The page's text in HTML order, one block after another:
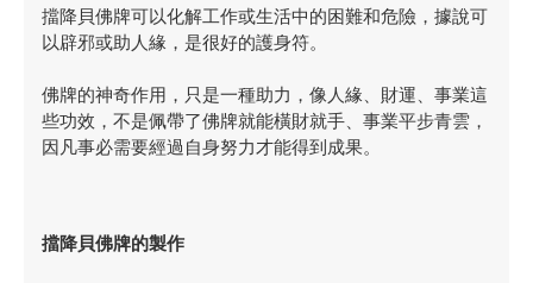
擋降貝佛牌可以化解工作或生活中的困難和危險，據說可
以辟邪或助人緣，是很好的護身符。
佛牌的神奇作用，只是一種助力，像人緣、財運、事業這
些功效，不是佩帶了佛牌就能橫財就手、事業平步青雲，
因凡事必需要經過自身努力才能得到成果。
擋降貝佛牌的製作